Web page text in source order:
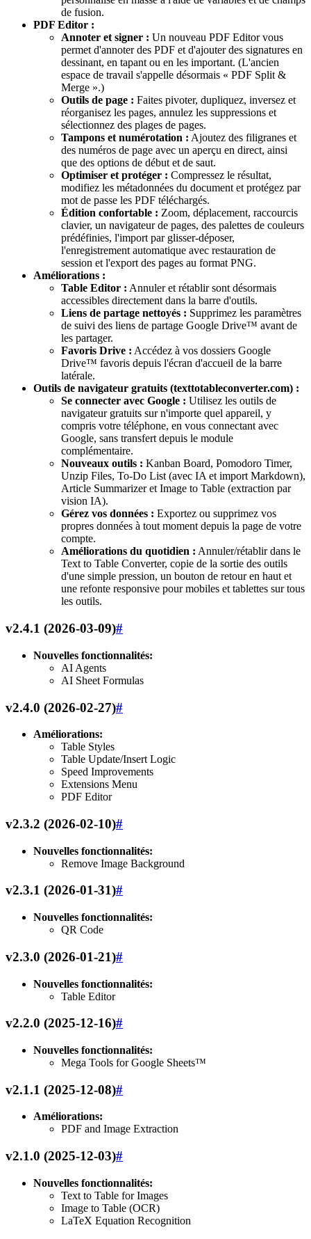
de fusion.
PDF Editor :
Annoter et signer : Un nouveau PDF Editor vous
permet d'annoter des PDF et d'ajouter des signatures en
dessinant, en tapant ou en les important. (L'ancien
espace de travail s'appelle désormais « PDF Split &
Merge ».)
Outils de page : Faites pivoter, dupliquez, inversez et
réorganisez les pages, annulez les suppressions et
sélectionnez des plages de pages.
Tampons et numérotation : Ajoutez des filigranes et
des numéros de page avec un aperçu en direct, ainsi
que des options de début et de saut.
Optimiser et protéger : Compressez le résultat,
modifiez les métadonnées du document et protégez par
mot de passe les PDF téléchargés.
Édition confortable : Zoom, déplacement, raccourcis
clavier, un navigateur de pages, des palettes de couleurs
prédéfinies, l'import par glisser-déposer,
l'enregistrement automatique avec restauration de
session et l'export des pages au format PNG.
Améliorations :
Table Editor : Annuler et rétablir sont désormais
accessibles directement dans la barre d'outils.
Liens de partage nettoyés : Supprimez les paramètres
de suivi des liens de partage Google Drive™ avant de
les partager.
Favoris Drive : Accédez à vos dossiers Google
Drive™ favoris depuis l'écran d'accueil de la barre
latérale.
Outils de navigateur gratuits (texttotableconverter.com) :
Se connecter avec Google : Utilisez les outils de
navigateur gratuits sur n'importe quel appareil, y
compris votre téléphone, en vous connectant avec
Google, sans transfert depuis le module
complémentaire.
Nouveaux outils : Kanban Board, Pomodoro Timer,
Unzip Files, To-Do List (avec IA et import Markdown),
Article Summarizer et Image to Table (extraction par
vision IA).
Gérez vos données : Exportez ou supprimez vos
propres données à tout moment depuis la page de votre
compte.
Améliorations du quotidien : Annuler/rétablir dans le
Text to Table Converter, copie de la sortie des outils
d'une simple pression, un bouton de retour en haut et
une refonte responsive pour mobiles et tablettes sur tous
les outils.
v2.4.1 (2026-03-09)#
Nouvelles fonctionnalités:
AI Agents
AI Sheet Formulas
v2.4.0 (2026-02-27)#
Améliorations:
Table Styles
Table Update/Insert Logic
Speed Improvements
Extensions Menu
PDF Editor
v2.3.2 (2026-02-10)#
Nouvelles fonctionnalités:
Remove Image Background
v2.3.1 (2026-01-31)#
Nouvelles fonctionnalités:
QR Code
v2.3.0 (2026-01-21)#
Nouvelles fonctionnalités:
Table Editor
v2.2.0 (2025-12-16)#
Nouvelles fonctionnalités:
Mega Tools for Google Sheets™
v2.1.1 (2025-12-08)#
Améliorations:
PDF and Image Extraction
v2.1.0 (2025-12-03)#
Nouvelles fonctionnalités:
Text to Table for Images
Image to Table (OCR)
LaTeX Equation Recognition